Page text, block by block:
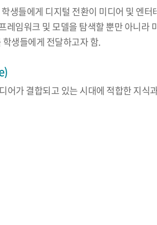
들에게 디지털 전환이 미디어 및 엔터
임워크 및 모델을 탐색할 뿐만 아니
생들에게 전달하고자 함.
어가 결합되고 있는 시대에 적합한 지